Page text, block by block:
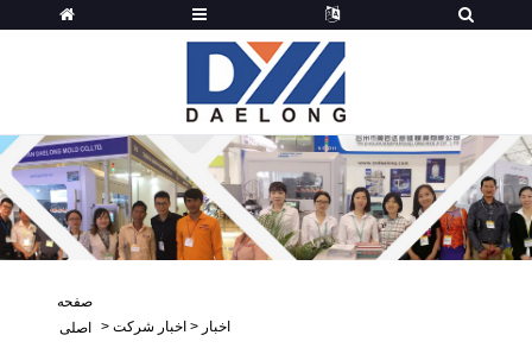
صفحه
اصلی
> اخبار > اخبار شرکت